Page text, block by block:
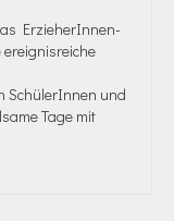
ErzieherInnen-
ereignisreiche
SchülerInnen und
Tage mit